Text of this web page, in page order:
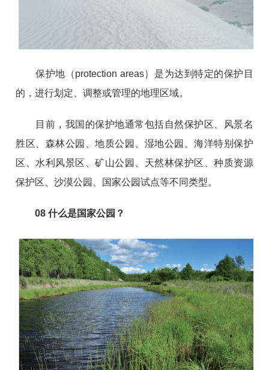
保护地（protection areas）是为达到特定的保护目
的，进行划定、调整或管理的地理区域。
目前，我国的保护地通常包括自然保护区、风景名
胜区、森林公园、地质公园、湿地公园、海洋特别保护
区、水利风景区、矿山公园、天然林保护区、种质资源
保护区、沙漠公园、国家公园试点等不同类型。
08 什么是国家公园？